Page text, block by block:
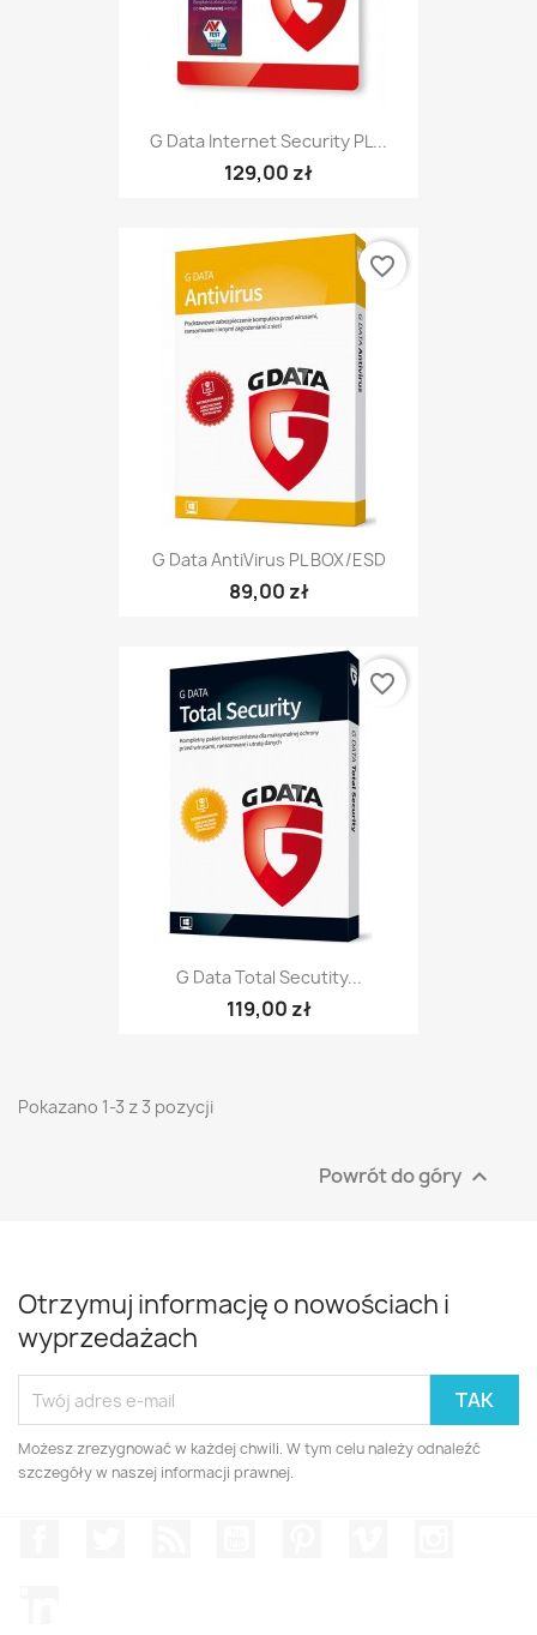
G Data Internet Security PL...
129,00 zł
G Data AntiVirus PL BOX/ESD
89,00 zł
favorite_border
G Data Total Secutity...
119,00 zł
favorite_border
Pokazano 1-3 z 3 pozycji
Powrót do góry 
Otrzymuj informację o nowościach i
wyprzedażach
Możesz zrezygnować w każdej chwili. W tym celu należy odnaleźć
szczegóły w naszej informacji prawnej.